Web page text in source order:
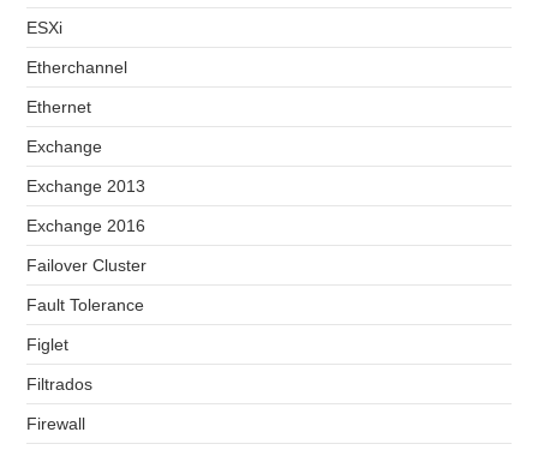
ESXi
Etherchannel
Ethernet
Exchange
Exchange 2013
Exchange 2016
Failover Cluster
Fault Tolerance
Figlet
Filtrados
Firewall